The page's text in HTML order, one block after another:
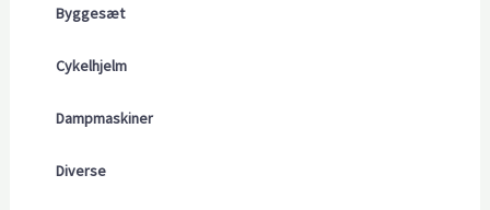
Byggesæt
Cykelhjelm
Dampmaskiner
Diverse